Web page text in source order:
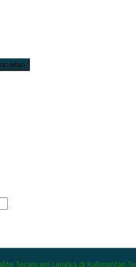
Terancam Langka di Kalimantan